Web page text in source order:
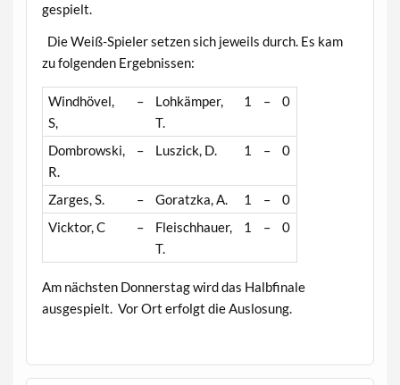
gespielt.
Die Weiß-Spieler setzen sich jeweils durch. Es kam
zu folgenden Ergebnissen:
Windhövel,
S,
–
Lohkämper,
T.
1 – 0
Dombrowski,
R.
– Luszick, D. 1 – 0
Zarges, S. – Goratzka, A. 1 –
0
Vicktor, C
–
Fleischhauer,
T.
1 – 0
Am nächsten Donnerstag wird das Halbfinale
ausgespielt. Vor Ort erfolgt die Auslosung.